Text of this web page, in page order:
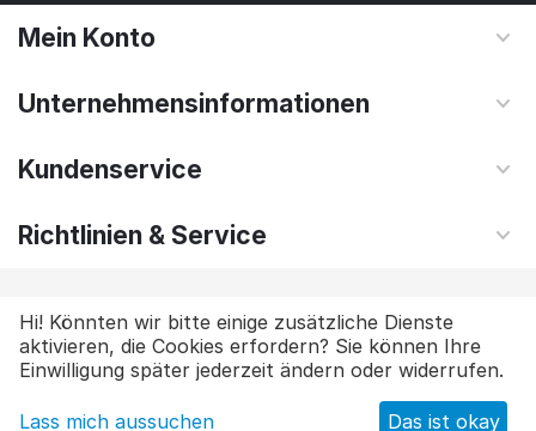
Mein Konto
Unternehmensinformationen
Kundenservice
Richtlinien & Service
© 2025 NYTHARQ. All Rights Reserved.
Hi! Könnten wir bitte einige zusätzliche Dienste
aktivieren, die Cookies erfordern? Sie können Ihre
Einwilligung später jederzeit ändern oder widerrufen.
Lass mich aussuchen Das ist okay